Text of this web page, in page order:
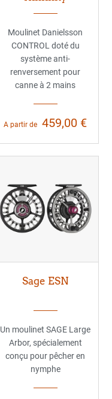
Moulinet Danielsson
CONTROL doté du
système anti-
renversement pour
canne à 2 mains
A partir de 459,00 €
Sage ESN
Un moulinet SAGE Large
Arbor, spécialement
conçu pour pêcher en
nymphe